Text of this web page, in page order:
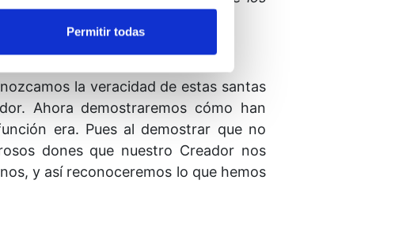
Permitir todas
la veracidad de estas santas
Ahora demostraremos cómo han
era. Pues al demostrar que no
dones que nuestro Creador nos
y así reconoceremos lo que hemos